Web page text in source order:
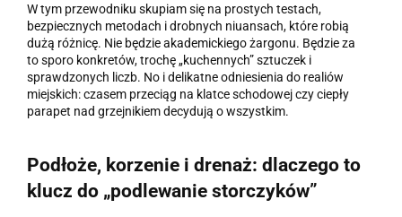
W tym przewodniku skupiam się na prostych testach,
bezpiecznych metodach i drobnych niuansach, które robią
dużą różnicę. Nie będzie akademickiego żargonu. Będzie za
to sporo konkretów, trochę „kuchennych” sztuczek i
sprawdzonych liczb. No i delikatne odniesienia do realiów
miejskich: czasem przeciąg na klatce schodowej czy ciepły
parapet nad grzejnikiem decydują o wszystkim.
Podłoże, korzenie i drenaż: dlaczego to
klucz do „podlewanie storczyków”